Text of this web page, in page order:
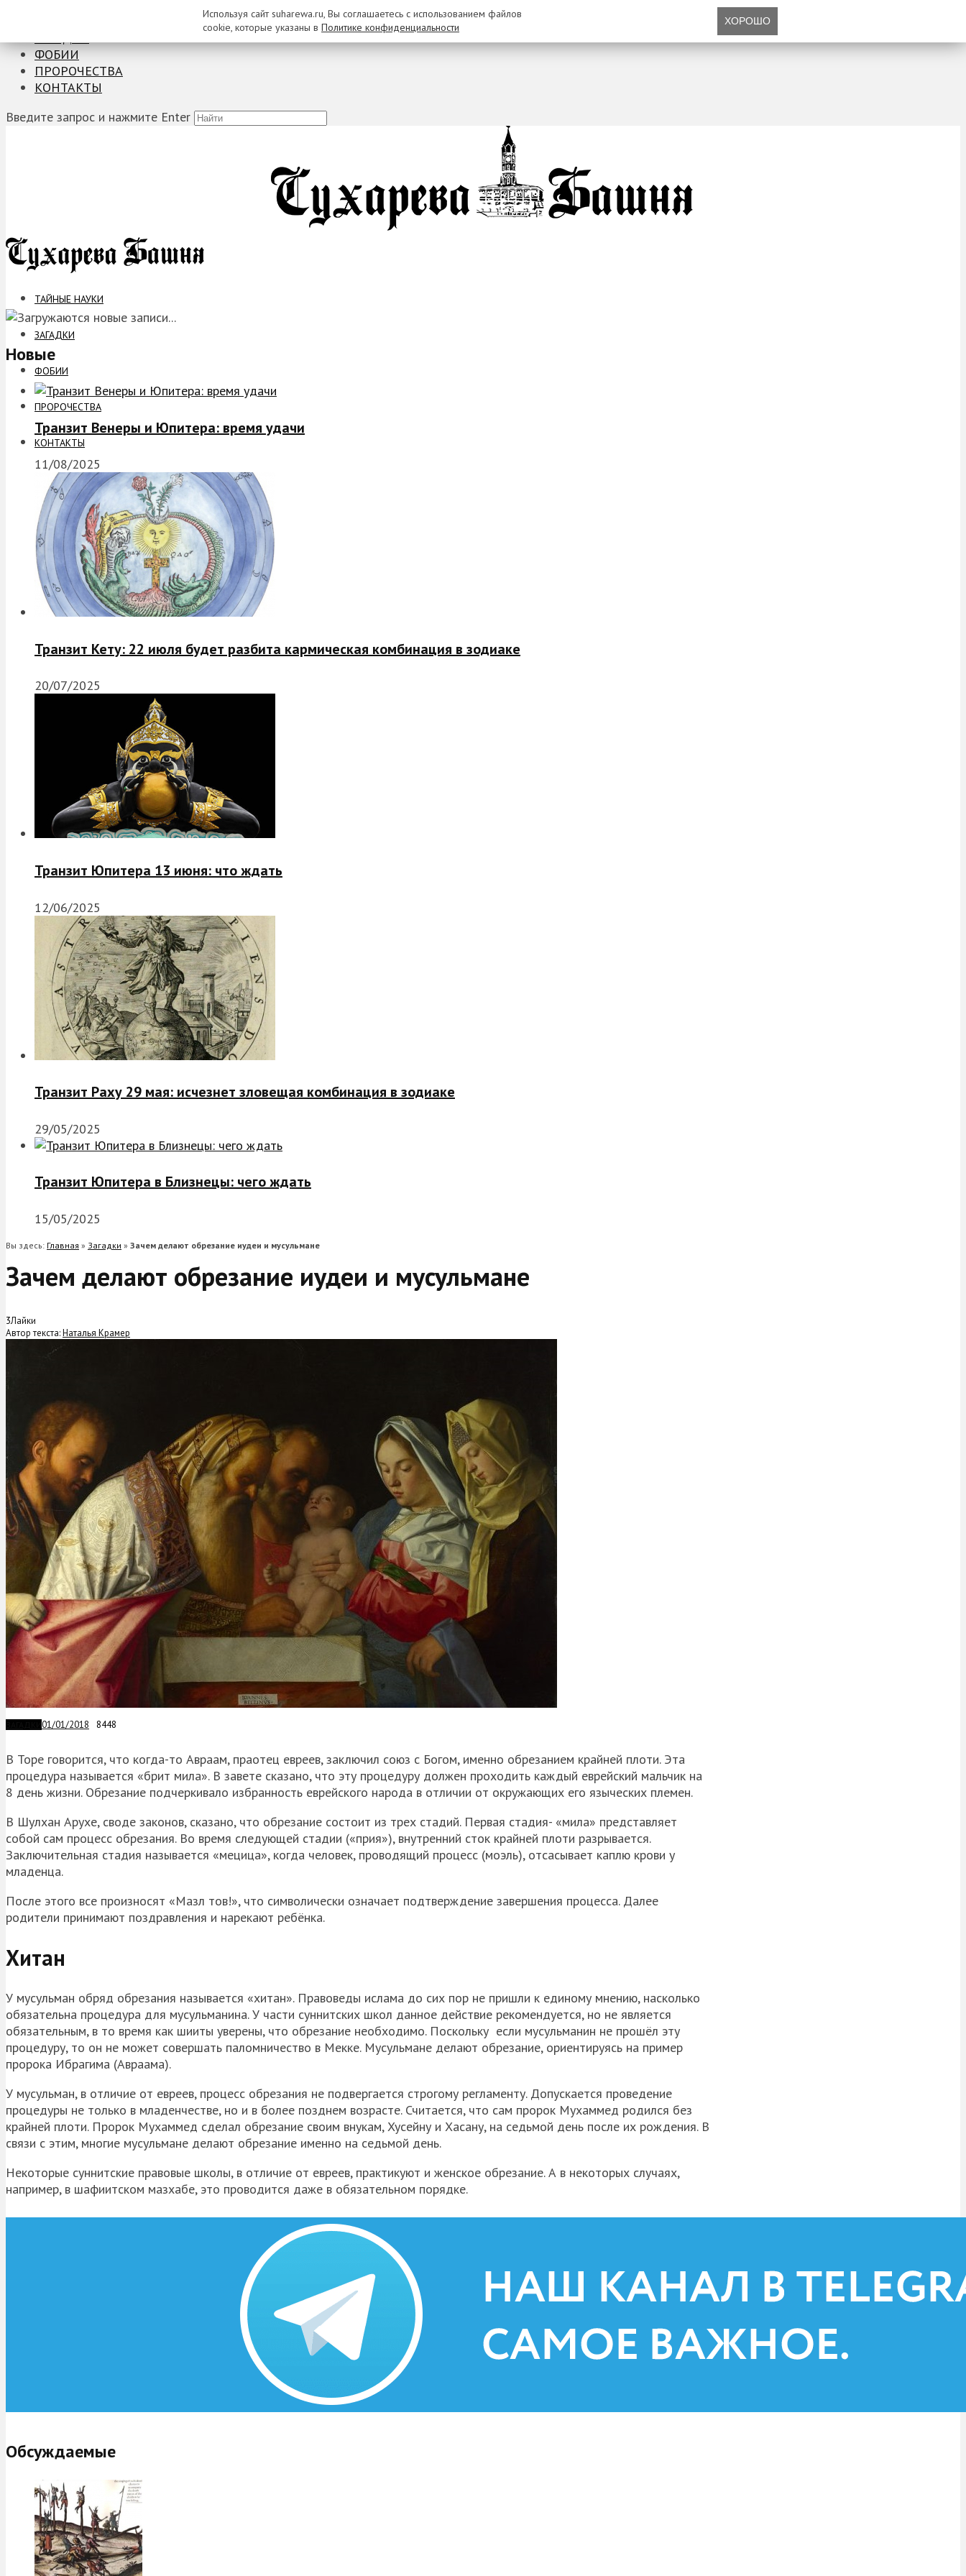
ФОБИИ
ПРОРОЧЕСТВА
КОНТАКТЫ
Введите запрос и нажмите Enter
ТАЙНЫЕ НАУКИ
ЗАГАДКИ
ФОБИИ
ПРОРОЧЕСТВА
КОНТАКТЫ
Новые
Транзит Венеры и Юпитера: время удачи
11/08/2025
Транзит Кету: 22 июля будет разбита кармическая комбинация в зодиаке
20/07/2025
Транзит Юпитера 13 июня: что ждать
12/06/2025
Транзит Раху 29 мая: исчезнет зловещая комбинация в зодиаке
29/05/2025
Транзит Юпитера в Близнецы: чего ждать
15/05/2025
Вы здесь: Главная » Загадки » Зачем делают обрезание иудеи и мусульмане
Зачем делают обрезание иудеи и мусульмане
3Лайки
Автор текста:Наталья Крамер
01/01/2018 8448
В Торе говорится, что когда-то Авраам, праотец евреев, заключил союз с Богом, именно обрезанием крайней плоти. Эта
процедура называется «брит мила». В завете сказано, что эту процедуру должен проходить каждый еврейский мальчик на
8 день жизни. Обрезание подчеркивало избранность еврейского народа в отличии от окружающих его языческих племен.
В Шулхан Арухе, своде законов, сказано, что обрезание состоит из трех стадий. Первая стадия- «мила» представляет
собой сам процесс обрезания. Во время следующей стадии («прия»), внутренний сток крайней плоти разрывается.
Заключительная стадия называется «мецица», когда человек, проводящий процесс (моэль), отсасывает каплю крови у
младенца.
После этого все произносят «Мазл тов!», что символически означает подтверждение завершения процесса. Далее
родители принимают поздравления и нарекают ребёнка.
Хитан
У мусульман обряд обрезания называется «хитан». Правоведы ислама до сих пор не пришли к единому мнению, насколько
обязательна процедура для мусульманина. У части суннитских школ данное действие рекомендуется, но не является
обязательным, в то время как шииты уверены, что обрезание необходимо. Поскольку если мусульманин не прошёл эту
процедуру, то он не может совершать паломничество в Мекке. Мусульмане делают обрезание, ориентируясь на пример
пророка Ибрагима (Авраама).
У мусульман, в отличие от евреев, процесс обрезания не подвергается строгому регламенту. Допускается проведение
процедуры не только в младенчестве, но и в более позднем возрасте. Считается, что сам пророк Мухаммед родился без
крайней плоти. Пророк Мухаммед сделал обрезание своим внукам, Хусейну и Хасану, на седьмой день после их рождения. В
связи с этим, многие мусульмане делают обрезание именно на седьмой день.
Некоторые суннитские правовые школы, в отличие от евреев, практикуют и женское обрезание. А в некоторых случаях,
например, в шафиитском мазхабе, это проводится даже в обязательном порядке.
Обсуждаемые
Используя сайт suharewa.ru, Вы соглашаетесь с использованием файлов
cookie, которые указаны в Политике конфиденциальности ХОРОШО